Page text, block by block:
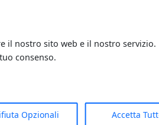
il nostro sito web e il nostro servizio.
consenso.
Opzionali Accetta
ad una
lampadine a basso
i dispositivi che